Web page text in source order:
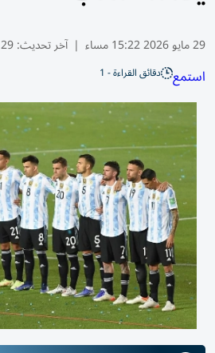
29 مايو 2026 15:22 مساء | آخر تحديث:29 مايو 18:46 2026
استمع دقائق القراءة - 1